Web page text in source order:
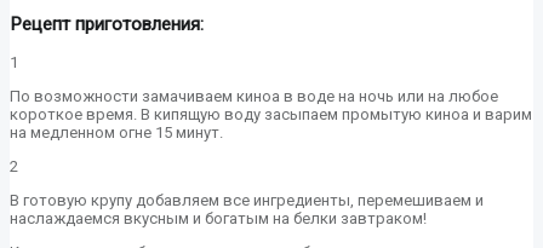
Рецепт приготовления:
1
По возможности замачиваем киноа в воде на ночь или на любое
короткое время. В кипящую воду засыпаем промытую киноа и варим
на медленном огне 15 минут.
2
В готовую крупу добавляем все ингредиенты, перемешиваем и
наслаждаемся вкусным и богатым на белки завтраком!